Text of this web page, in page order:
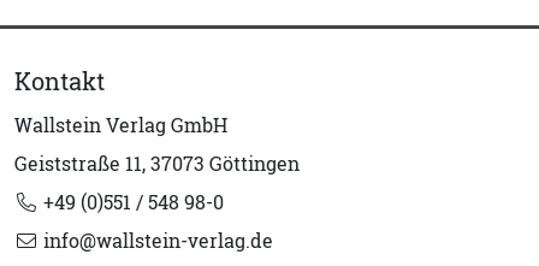
Kontakt
Wallstein Verlag GmbH
Geiststraße 11, 37073 Göttingen
+49 (0)551 / 548 98-0
info@wallstein-verlag.de